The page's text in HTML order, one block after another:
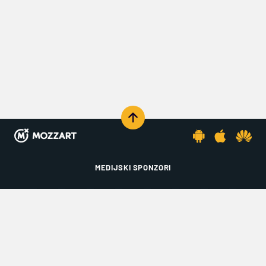
KOMENTARIŠI
MEDIJSKI SPONZORI